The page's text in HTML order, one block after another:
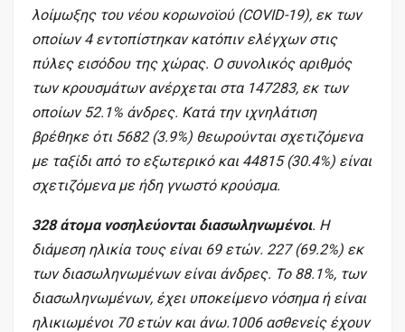
λοίμωξης του νέου κορωνοϊού (COVID-19), εκ των
οποίων 4 εντοπίστηκαν κατόπιν ελέγχων στις
πύλες εισόδου της χώρας. Ο συνολικός αριθμός
των κρουσμάτων ανέρχεται στα 147283, εκ των
οποίων 52.1% άνδρες. Κατά την ιχνηλάτιση
βρέθηκε ότι 5682 (3.9%) θεωρούνται σχετιζόμενα
με ταξίδι από το εξωτερικό και 44815 (30.4%) είναι
σχετιζόμενα με ήδη γνωστό κρούσμα.
328 άτομα νοσηλεύονται διασωληνωμένοι. Η
διάμεση ηλικία τους είναι 69 ετών. 227 (69.2%) εκ
των διασωληνωμένων είναι άνδρες. To 88.1%, των
διασωληνωμένων, έχει υποκείμενο νόσημα ή είναι
ηλικιωμένοι 70 ετών και άνω.1006 ασθενείς έχουν